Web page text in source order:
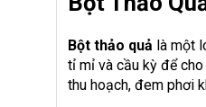
Bột thảo quả là một
tỉ mỉ và cầu kỳ để
thu hoạch, đem phơi